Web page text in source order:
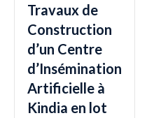
Travaux de
Construction
d’un Centre
d’Insémination
Artificielle à
Kindia en lot